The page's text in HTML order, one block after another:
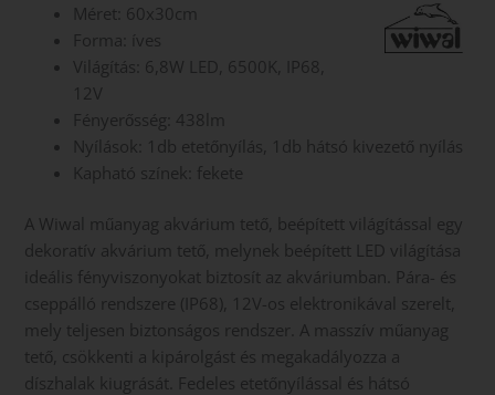
Méret: 60x30cm
Forma: íves
Világítás: 6,8W LED, 6500K, IP68,
12V
Fényerősség: 438lm
Nyílások: 1db etetőnyílás, 1db hátsó kivezető nyílás
Kapható színek: fekete
A Wiwal műanyag akvárium tető, beépített világítással egy
dekoratív akvárium tető, melynek beépített LED világítása
ideális fényviszonyokat biztosít az akváriumban. Pára- és
cseppálló rendszere (IP68), 12V-os elektronikával szerelt,
mely teljesen biztonságos rendszer. A masszív műanyag
tető, csökkenti a kipárolgást és megakadályozza a
díszhalak kiugrását. Fedeles etetőnyílással és hátsó